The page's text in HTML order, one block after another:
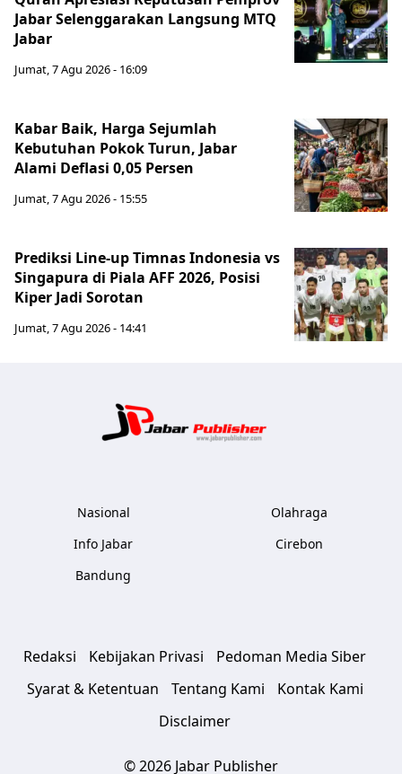
Jabar Selenggarakan Langsung MTQ
Jabar
Jumat, 7 Agu 2026 - 16:09
Kabar Baik, Harga Sejumlah
Kebutuhan Pokok Turun, Jabar
Alami Deflasi 0,05 Persen
Jumat, 7 Agu 2026 - 15:55
Prediksi Line-up Timnas Indonesia vs
Singapura di Piala AFF 2026, Posisi
Kiper Jadi Sorotan
Jumat, 7 Agu 2026 - 14:41
Nasional
Info Jabar
Bandung
Olahraga
Cirebon
Redaksi Kebijakan Privasi
Pedoman Media Siber
Syarat & Ketentuan
Tentang Kami
Kontak Kami
Disclaimer
© 2026 Jabar Publisher